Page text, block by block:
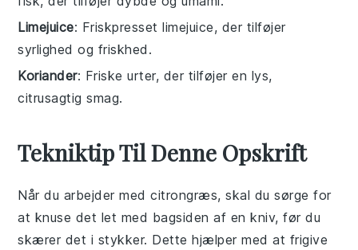
Limejuice: Friskpresset limejuice, der tilføjer
syrlighed og friskhed.
Koriander: Friske urter, der tilføjer en lys,
citrusagtig smag.
Tekniktip Til Denne Opskrift
Når du arbejder medcitrongræs, skal du sørge for
at knuse det let med bagsiden af en kniv, før du
skærer det i stykker. Dette hjælper med at frigive